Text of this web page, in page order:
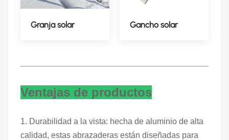
Granja solar Gancho solar
Ventajas de productos
1. Durabilidad a la vista: hecha de aluminio de alta
calidad, estas abrazaderas están diseñadas para